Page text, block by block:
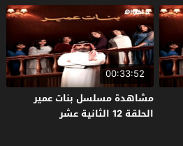
00:33:52
مشاهدة مسلسل بنات عمير
الحلقة 12 الثانية عشر